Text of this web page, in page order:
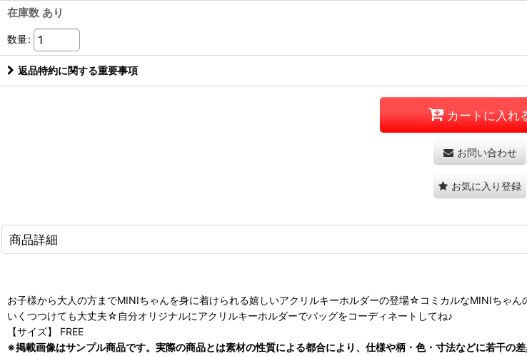
在庫数 あり
数量:
返品特約に関する重要事項
カートに入れ
お問い合わせ
お気に入り登録
商品詳細
お子様から大人の方までMINIちゃんを身に着けられる嬉しいアクリルキーホルダーの登場☆コミカルなMINIちゃ
いくつつけても大丈夫☆自分オリジナルにアクリルキーホルダーでバッグをコーディネートしてね♪
【サイズ】 FREE
※掲載画像はサンプル商品です。実際の商品とは素材の性質による都合により、仕様や柄・色・寸法などに若干